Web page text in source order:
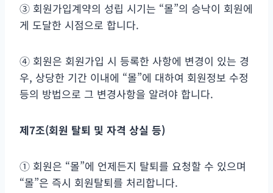
③ 회원가입계약의 성립 시기는 “몰”의 승낙이 회원에
게 도달한 시점으로 합니다.
④ 회원은 회원가입 시 등록한 사항에 변경이 있는 경
우, 상당한 기간 이내에 “몰”에 대하여 회원정보 수정
등의 방법으로 그 변경사항을 알려야 합니다.
제7조(회원 탈퇴 및 자격 상실 등)
① 회원은 “몰”에 언제든지 탈퇴를 요청할 수 있으며
“몰”은 즉시 회원탈퇴를 처리합니다.